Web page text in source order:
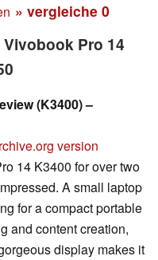
» vergleiche 0
Pro 14
(K3400) –
version
14 K3400 for over two
A small laptop
for a compact portable
and content creation,
display makes it